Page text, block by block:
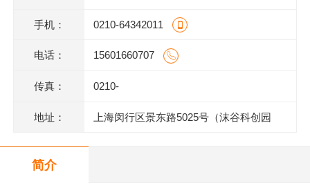
手机： 0210-64342011
电话： 15601660707
传真： 0210-
地址： 上海闵行区景东路5025号（沫谷科创园
简介